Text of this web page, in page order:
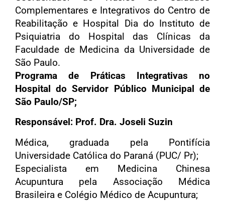
Complementares e Integrativos do Centro de
Reabilitação e Hospital Dia do Instituto de
Psiquiatria do Hospital das Clínicas da
Faculdade de Medicina da Universidade de
São Paulo.
Programa de Práticas Integrativas no
Hospital do Servidor Público Municipal de
São Paulo/SP;
Responsável: Prof. Dra. Joseli Suzin
Médica, graduada pela Pontifícia
Universidade Católica do Paraná (PUC/ Pr);
Especialista em Medicina Chinesa
Acupuntura pela Associação Médica
Brasileira e Colégio Médico de Acupuntura;